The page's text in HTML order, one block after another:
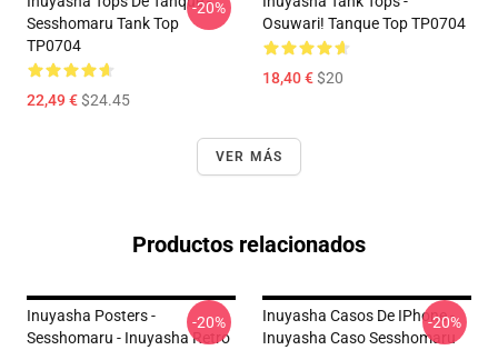
Sesshomaru Tank Top
TP0704
22,49 €$24.45
-20%
Osuwari! Tanque Top TP0704
18,40 €$20
VER MÁS
Productos relacionados
Inuyasha Posters -
Sesshomaru - Inuyasha Retro
-20%
Inuyasha Casos De IPhone -
Inuyasha Caso Sesshomaru
-20%